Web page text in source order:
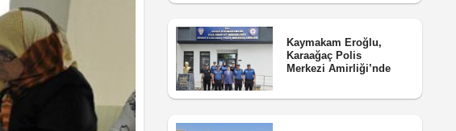
Kaymakam Eroğlu,
Karaağaç Polis
Merkezi Amirliği’nde